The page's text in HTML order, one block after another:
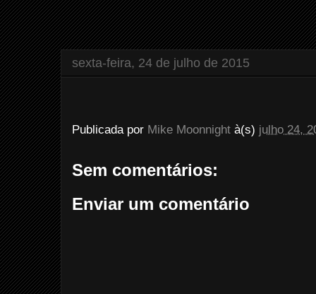
sexta-feira, 24 de julho de 2015
Publicada por Mike Moonnight à(s) julho 24,
Sem comentários:
Enviar um comentário